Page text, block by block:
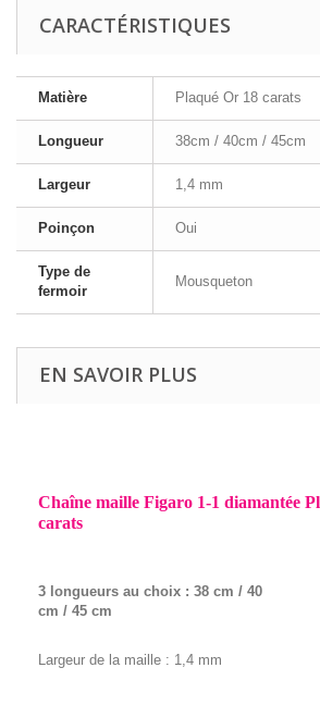
CARACTÉRISTIQUES
Matière Plaqué Or 18 carats
Longueur 38cm / 40cm / 45cm
Largeur 1,4 mm
Poinçon Oui
Type de
fermoir
Mousqueton
EN SAVOIR PLUS
Chaîne maille Figaro 1-1 diamantée
carats
3 longueurs au choix : 38 cm / 40
cm / 45 cm
Largeur de la maille : 1,4 mm